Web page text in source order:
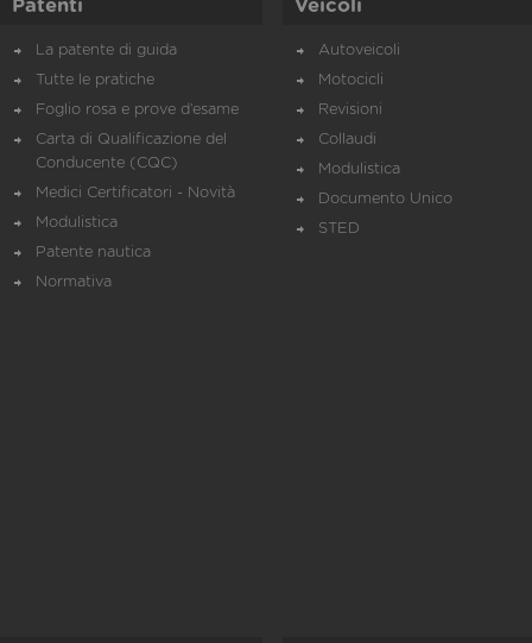
Patenti
La patente di guida
Tutte le pratiche
Foglio rosa e prove d’esame
Carta di Qualificazione del
Conducente (CQC)
Medici Certificatori - Novità
Modulistica
Patente nautica
Normativa
Veicoli
Autoveicoli
Motocicli
Revisioni
Collaudi
Modulistica
Documento Unico
STED